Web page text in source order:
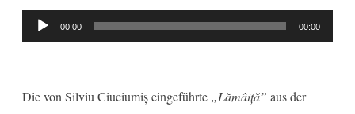
Audio-
Player
00:00 00:00
Die von Silviu Ciuciumiș eingeführte „Lămâiță” aus der